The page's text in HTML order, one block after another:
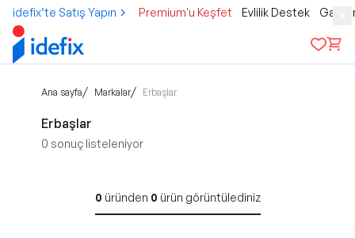
idefix’te Satış Yapın Premium'u Keşfet Evlilik Destek
Ana sayfa/ Markalar/ Erbaşlar
Erbaşlar
0 sonuç listeleniyor
0 üründen 0 ürün görüntülediniz